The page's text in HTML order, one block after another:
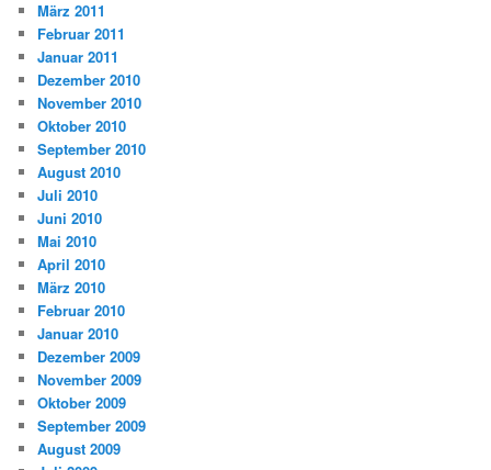
März 2011
Februar 2011
Januar 2011
Dezember 2010
November 2010
Oktober 2010
September 2010
August 2010
Juli 2010
Juni 2010
Mai 2010
April 2010
März 2010
Februar 2010
Januar 2010
Dezember 2009
November 2009
Oktober 2009
September 2009
August 2009